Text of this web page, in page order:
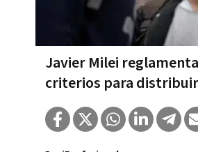
Javier Milei
criterios para